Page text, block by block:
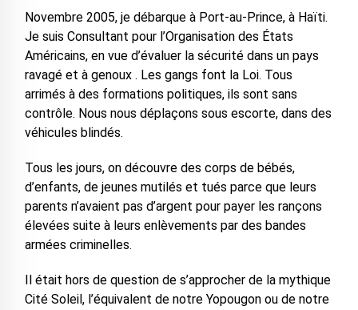
Novembre 2005, je débarque à Port-au-Prince, à Haïti.
Je suis Consultant pour l’Organisation des États
Américains, en vue d’évaluer la sécurité dans un pays
ravagé et à genoux . Les gangs font la Loi. Tous
arrimés à des formations politiques, ils sont sans
contrôle. Nous nous déplaçons sous escorte, dans des
véhicules blindés.
Tous les jours, on découvre des corps de bébés,
d’enfants, de jeunes mutilés et tués parce que leurs
parents n’avaient pas d’argent pour payer les rançons
élevées suite à leurs enlèvements par des bandes
armées criminelles.
Il était hors de question de s’approcher de la mythique
Cité Soleil, l’équivalent de notre Yopougon ou de notre